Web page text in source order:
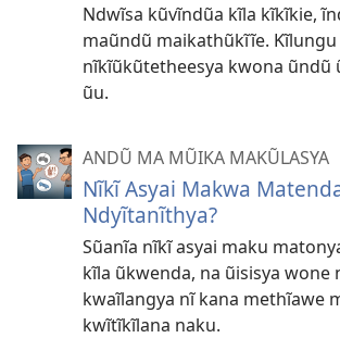
Ndwĩsa kũvĩndũa kĩla kĩkĩkie,
maũndũ maikathũkĩĩe.
nĩkĩũkũtetheesya kwona ũndũ
ũu.
ANDŨ MA MŨIKA MAKŨLASYA
Nĩkĩ Asyai Makwa
Ndyĩtanĩthya?
Sũanĩa nĩkĩ asyai maku
kĩla ũkwenda, na ũisisya wone
kwaĩlangya nĩ kana methĩawe
kwĩtĩkĩlana naku.